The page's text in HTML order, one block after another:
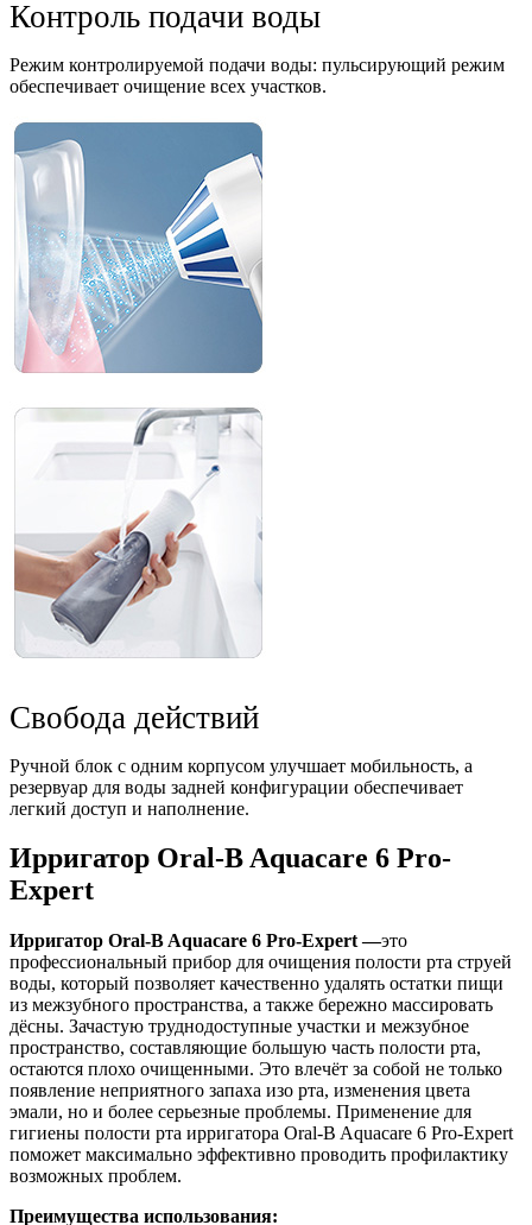
Контроль подачи воды
Режим контролируемой подачи воды: пульсирующий режим
обеспечивает очищение всех участков.
Свобода действий
Ручной блок с одним корпусом улучшает мобильность, а
резервуар для воды задней конфигурации обеспечивает
легкий доступ и наполнение.
Ирригатор Oral-B Aquacare 6 Pro-
Expert
Ирригатор Oral-B Aquacare 6 Pro-Expert —это
профессиональный прибор для очищения полости рта струей
воды, который позволяет качественно удалять остатки пищи
из межзубного пространства, а также бережно массировать
дёсны. Зачастую труднодоступные участки и межзубное
пространство, составляющие большую часть полости рта,
остаются плохо очищенными. Это влечёт за собой не только
появление неприятного запаха изо рта, изменения цвета
эмали, но и более серьезные проблемы. Применение для
гигиены полости рта ирригатора Oral-B Aquacare 6 Pro-Expert
поможет максимально эффективно проводить профилактику
возможных проблем.
Преимущества использования: